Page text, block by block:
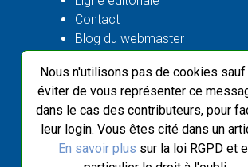
Nous n'utilisons pas de cookies sauf
éviter de vous représenter ce
dans le cas des contributeurs, pour
leur login. Vous êtes cité dans un
En savoir plus sur la loi RGPD et
Contact
Blog du webmaster